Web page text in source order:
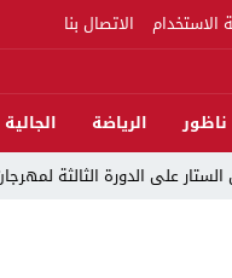
الاستخدام الاتصال بنا
ناظور الرياضة الجالية
الثالثة لمهرجان العيطة